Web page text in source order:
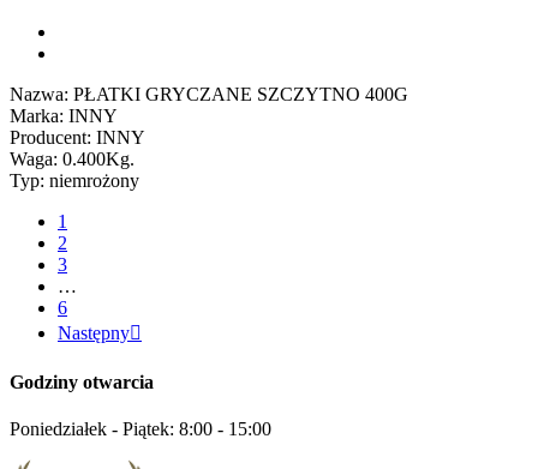
Nazwa: PŁATKI GRYCZANE SZCZYTNO 400G
Marka: INNY
Producent: INNY
Waga: 0.400Kg.
Typ: niemrożony
1
2
3
…
6
Następny
Godziny otwarcia
Poniedziałek - Piątek: 8:00 - 15:00